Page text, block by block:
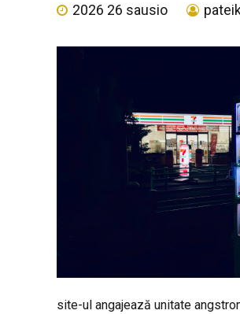
2026 26 sausio
site-ul angajează unitate